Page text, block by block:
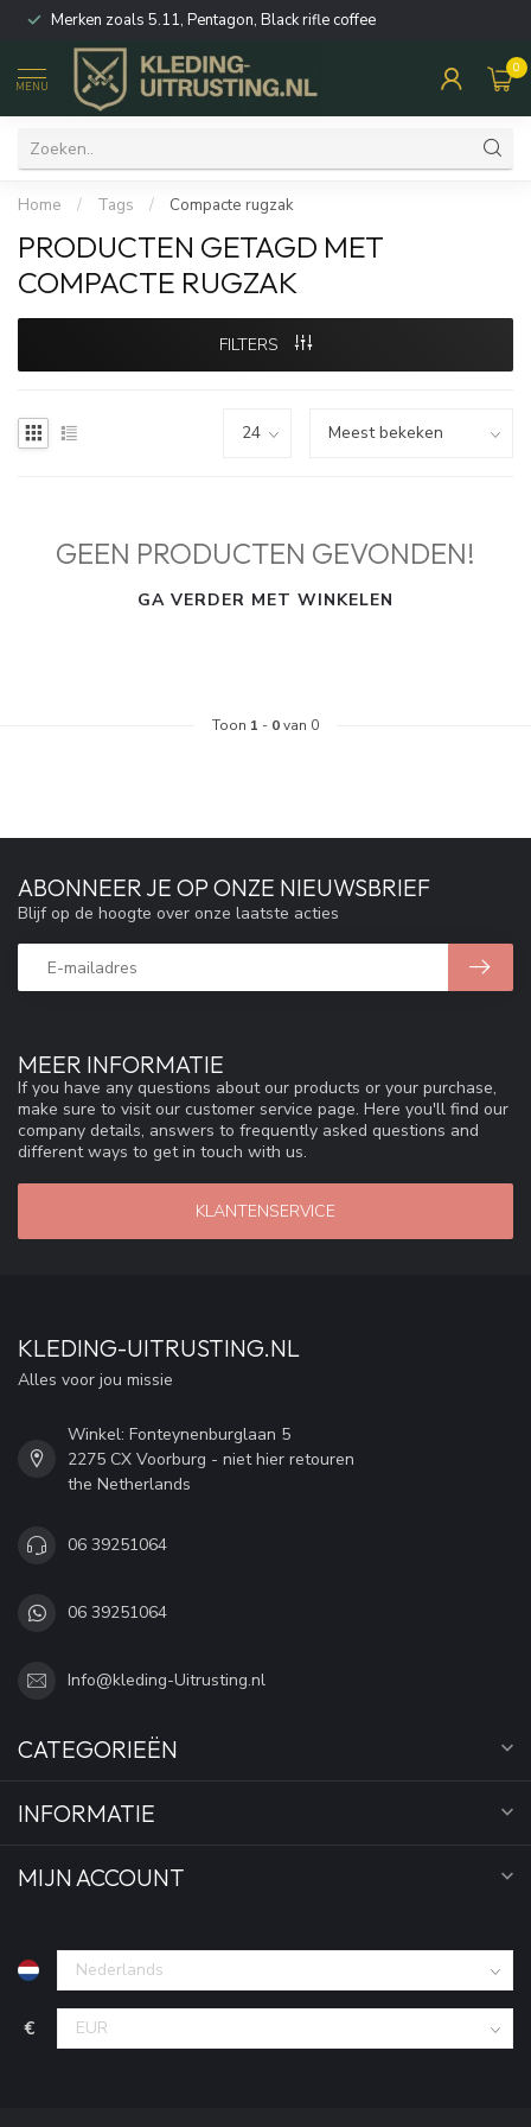
Merken zoals 5.11, Pentagon, Black rifle coffee
MENU
0
Home / Tags / Compacte rugzak
PRODUCTEN GETAGD MET
COMPACTE RUGZAK
FILTERS
GEEN PRODUCTEN GEVONDEN!
GA VERDER MET WINKELEN
Toon 1 - 0van 0
MEER INFORMATIE
If you have any questions about our products or your purchase,
make sure to visit our customer service page. Here you'll find our
company details, answers to frequently asked questions and
different ways to get in touch with us.
KLANTENSERVICE
ABONNEER JE OP ONZE NIEUWSBRIEF
Blijf op de hoogte over onze laatste acties
KLEDING-UITRUSTING.NL
Alles voor jou missie
Winkel: Fonteynenburglaan 5
2275 CX Voorburg - niet hier retouren
the Netherlands
06 39251064
06 39251064
Info@kleding-Uitrusting.nl
CATEGORIEËN
INFORMATIE
MIJN ACCOUNT
€